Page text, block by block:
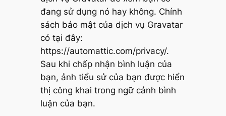
đang sử dụng nó hay không. Chính
sách bảo mật của dịch vụ Gravatar
có tại đây:
https://automattic.com/privacy/.
Sau khi chấp nhận bình luận của
bạn, ảnh tiểu sử của bạn được hiển
thị công khai trong ngữ cảnh bình
luận của bạn.